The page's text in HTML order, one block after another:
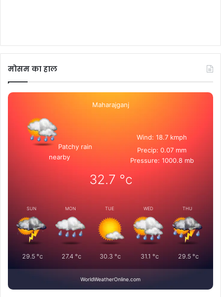
मोसम का हाल
Maharajganj
Patchy rain
nearby
Wind: 18.7 kmph
Precip: 0.07 mm
Pressure: 1000.8 mb
32.7 °c
SUN
29.5°c
MON
27.4 °c
TUE
30.3 °c
WED
31.1 °c
THU
29.5 °c
WorldWeatherOnline.com